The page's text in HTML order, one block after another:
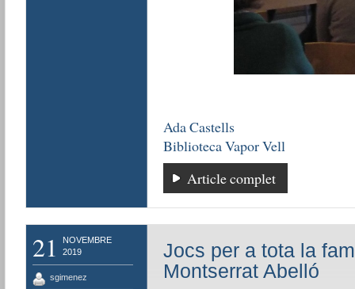
Ada Castells
Biblioteca Vapor Vell
Article complet
21
NOVEMBRE
2019
sgimenez
Jocs per a tota la
Montserrat Abelló